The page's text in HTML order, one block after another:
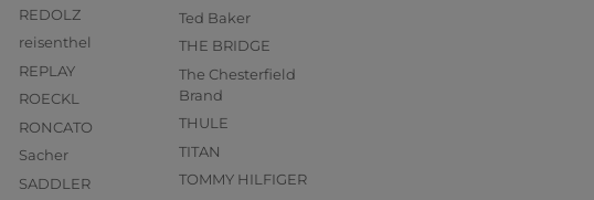
REDOLZ
reisenthel
REPLAY
ROECKL
RONCATO
Sacher
SADDLER
Ted Baker
THE BRIDGE
The Chesterfield
Brand
THULE
TITAN
TOMMY HILFIGER